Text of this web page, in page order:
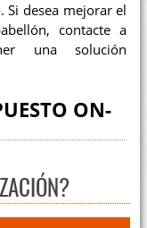
desea mejorar el
contacte a
una solución
ON-